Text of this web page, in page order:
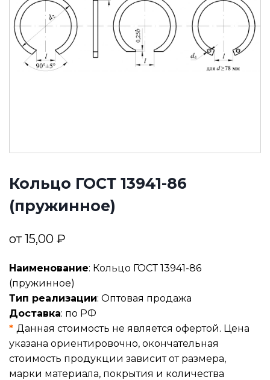
Кольцо ГОСТ 13941-86
(пружинное)
от15,00 ₽
Наименование: Кольцо ГОСТ 13941-86
(пружинное)
Тип реализации: Оптовая продажа
Доставка: по РФ
* Данная стоимость не является офертой. Цена
указана ориентировочно, окончательная
стоимость продукции зависит от размера,
марки материала, покрытия и количества